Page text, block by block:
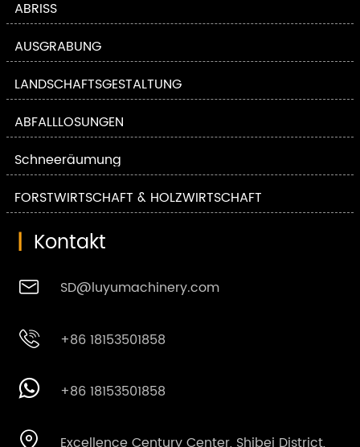
ABRISS
AUSGRABUNG
LANDSCHAFTSGESTALTUNG
ABFALLLÖSUNGEN
Schneeräumung
FORSTWIRTSCHAFT & HOLZWIRTSCHAFT
| Kontakt
 SD@luyumachinery.com
 +86 18153501858
 +86 18153501858
